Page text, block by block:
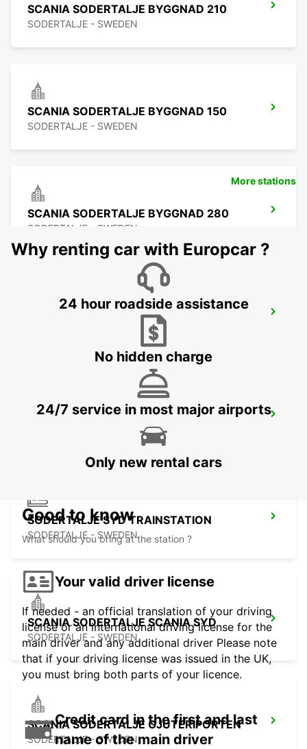
SCANIA SODERTALJE BYGGNAD 210
SODERTALJE - SWEDEN
SCANIA SODERTALJE BYGGNAD 150
SODERTALJE - SWEDEN
SCANIA SODERTALJE BYGGNAD 280
SODERTALJE - SWEDEN
SCANIA SODERTALJE CHASSIPORTEN
SCANIA SODERTALJE BYGGNAD 270
SODERTALJE SYD TRAINSTATION
SODERTALJE - SWEDEN
SCANIA SODERTALJE SCANIA SYD
SODERTALJE - SWEDEN
SCANIA SODERTALJE GJUTERIPORTEN
SODERTALJE - SWEDEN
More stations
Why renting car with Europcar ?
24 hour roadside assistance
No hidden charge
24/7 service in most major airports
Only new rental cars
Good to know
What should you bring at the station ?
Your valid driver license
If needed - an official translation of your driving
license or an international driving license for the
main driver and any additional driver Please note
that if your driving license was issued in the UK,
you must bring both parts of your licence.
Credit card in the first and last
name of the main driver